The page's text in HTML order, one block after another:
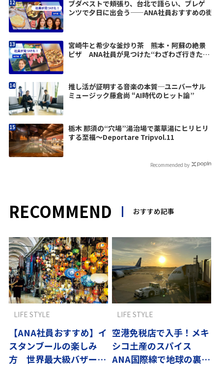
ブダペストで頬張り、台北で語らい、ブレゲ
ンツで夕日に出会う——ANA社員おすすめの街
宮崎牛と希少な釜炒り茶 熊本・阿蘇の絶景
ピザ ANA社員が見つけた“わざわざ行きた
推し活が証明する音楽の本質─ユニバーサル
ミュージック藤倉尚 “AI時代のヒット論”
栃木 那須の“穴場”湯治場で薬草湯にヒリヒリ
する至福〜Deportare Tripvol.11
Recommended by
RECOMMEND おすすめ記事
【ANA社員おすすめ】イ
スタンブールの楽しみ
方 世界最大級バザール
LIFE STYLE
空港免税店で入手！メキ
シコ土産のスパイス
ANA国際線で地球の裏へ
LIFE STYLE